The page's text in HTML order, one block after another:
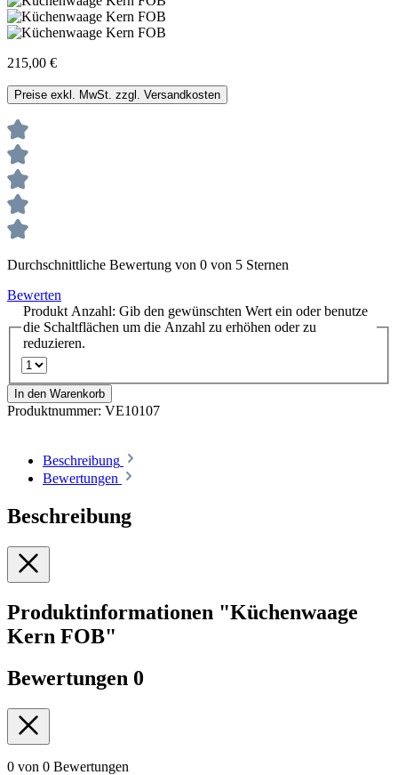
215,00 €
Preise exkl. MwSt. zzgl. Versandkosten
Durchschnittliche Bewertung von 0 von 5 Sternen
Bewerten
Produkt Anzahl: Gib den gewünschten Wert ein oder benutze
die Schaltflächen um die Anzahl zu erhöhen oder zu
reduzieren.
In den Warenkorb
Produktnummer: VE10107
Beschreibung
Bewertungen
Beschreibung
Produktinformationen "Küchenwaage
Kern FOB"
Bewertungen 0
0 von 0 Bewertungen